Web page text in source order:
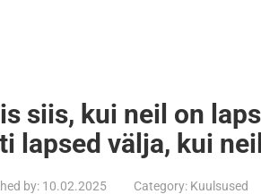
siis, kui neil on
lapsed välja, kui
by: 10.02.2025 Category: Kuulsused